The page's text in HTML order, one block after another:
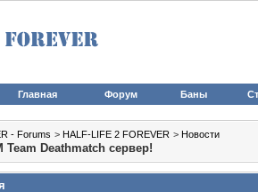
Главная Форум Баны
- Forums > HALF-LIFE 2 FOREVER > Новости
Team Deathmatch сервер!